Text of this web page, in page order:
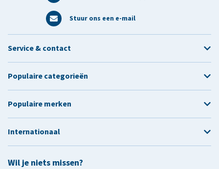
Stuur ons een e-mail
Wil je niets missen?
Service & contact
Populaire categorieën
Populaire merken
Internationaal